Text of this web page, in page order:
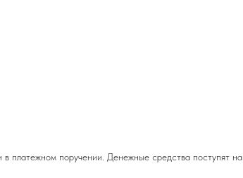
платежном поручении. Денежные средства поступят на